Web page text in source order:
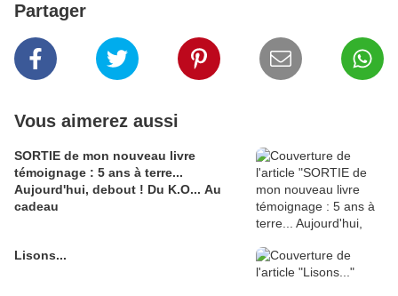
Partager
Vous aimerez aussi
SORTIE de mon nouveau livre
témoignage : 5 ans à terre...
Aujourd'hui, debout ! Du K.O... Au
cadeau
Lisons...